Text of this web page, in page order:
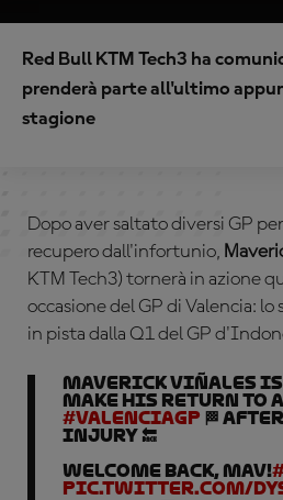
Red Bull KTM Tech3 ha
prenderà parte all'ultimo
stagione
Dopo aver saltato diversi GP
recupero dall'infortunio,
KTM Tech3) tornerà in azione
occasione del GP di Valencia:
in pista dalla Q1 del GP
Maverick Viñales
make his return to
#ValenciaGP 🏁
injury 🔙
Welcome back, Mav!
pic.twitter.com/